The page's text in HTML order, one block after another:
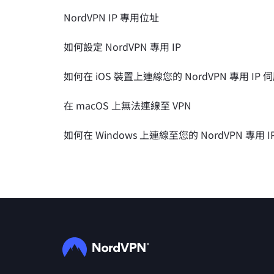
NordVPN IP 專用位址
如何設定 NordVPN 專用 IP
如何在 iOS 裝置上連線您的 NordVPN 專用 IP 伺
在 macOS 上無法連線至 VPN
如何在 Windows 上連線至您的 NordVPN 專用